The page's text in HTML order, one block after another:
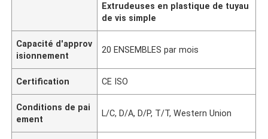
Extrudeuses en plastique de tuyau
de vis simple
Capacité d'approv
isionnement
20 ENSEMBLES par mois
Certification CE ISO
Conditions de pai
ement
L/C, D/A, D/P, T/T, Western Union